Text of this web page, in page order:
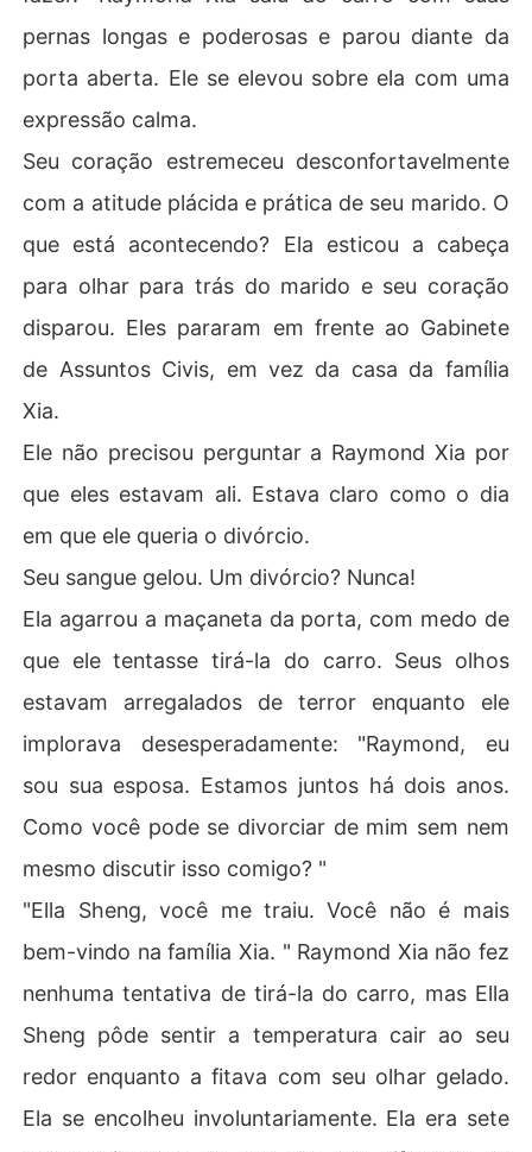
pernas longas e poderosas e parou diante da
porta aberta. Ele se elevou sobre ela com uma
expressão calma.
Seu coração estremeceu desconfortavelmente
com a atitude plácida e prática de seu marido. O
que está acontecendo? Ela esticou a cabeça
para olhar para trás do marido e seu coração
disparou. Eles pararam em frente ao Gabinete
de Assuntos Civis, em vez da casa da família
Xia.
Ele não precisou perguntar a Raymond Xia por
que eles estavam ali. Estava claro como o dia
em que ele queria o divórcio.
Seu sangue gelou. Um divórcio? Nunca!
Ela agarrou a maçaneta da porta, com medo de
que ele tentasse tirá-la do carro. Seus olhos
estavam arregalados de terror enquanto ele
implorava desesperadamente: "Raymond, eu
sou sua esposa. Estamos juntos há dois anos.
Como você pode se divorciar de mim sem nem
mesmo discutir isso comigo? "
"Ella Sheng, você me traiu. Você não é mais
bem-vindo na família Xia. " Raymond Xia não fez
nenhuma tentativa de tirá-la do carro, mas Ella
Sheng pôde sentir a temperatura cair ao seu
redor enquanto a fitava com seu olhar gelado.
Ela se encolheu involuntariamente. Ela era sete